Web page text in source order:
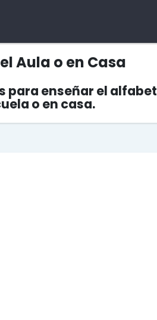
Aula o en Casa
enseñar el
o en casa.